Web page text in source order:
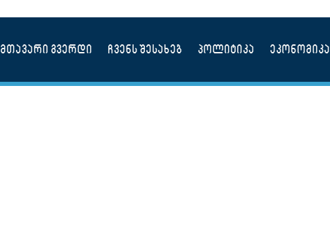
მთავარი გვერდი ჩვენს შესახებ პოლიტიკა ეკონომიკა